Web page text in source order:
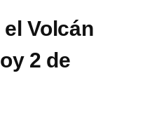
Volcán
2 de